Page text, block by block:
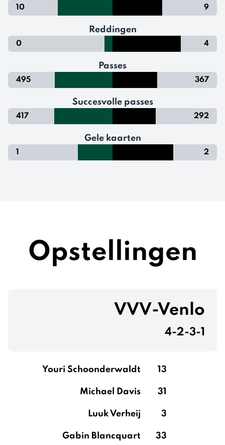
10 9
Reddingen
0 4
Passes
495 367
Succesvolle passes
417 292
Gele kaarten
1 2
Opstellingen
VVV-Venlo
4-2-3-1
Youri Schoonderwaldt 13
Michael Davis 31
Luuk Verheij 3
Gabin Blancquart 33